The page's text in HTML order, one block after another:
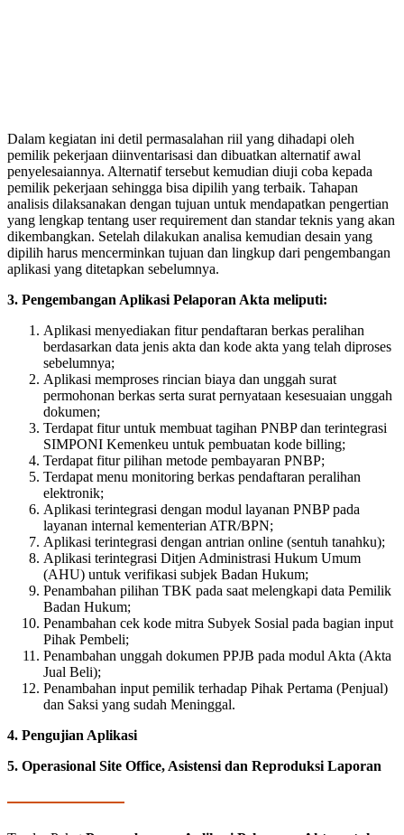
Dalam kegiatan ini detil permasalahan riil yang dihadapi oleh
pemilik pekerjaan diinventarisasi dan dibuatkan alternatif awal
penyelesaiannya. Alternatif tersebut kemudian diuji coba kepada
pemilik pekerjaan sehingga bisa dipilih yang terbaik. Tahapan
analisis dilaksanakan dengan tujuan untuk mendapatkan pengertian
yang lengkap tentang user requirement dan standar teknis yang akan
dikembangkan. Setelah dilakukan analisa kemudian desain yang
dipilih harus mencerminkan tujuan dan lingkup dari pengembangan
aplikasi yang ditetapkan sebelumnya.
3. Pengembangan Aplikasi Pelaporan Akta meliputi:
Aplikasi menyediakan fitur pendaftaran berkas peralihan
berdasarkan data jenis akta dan kode akta yang telah diproses
sebelumnya;
Aplikasi memproses rincian biaya dan unggah surat
permohonan berkas serta surat pernyataan kesesuaian unggah
dokumen;
Terdapat fitur untuk membuat tagihan PNBP dan terintegrasi
SIMPONI Kemenkeu untuk pembuatan kode billing;
Terdapat fitur pilihan metode pembayaran PNBP;
Terdapat menu monitoring berkas pendaftaran peralihan
elektronik;
Aplikasi terintegrasi dengan modul layanan PNBP pada
layanan internal kementerian ATR/BPN;
Aplikasi terintegrasi dengan antrian online (sentuh tanahku);
Aplikasi terintegrasi Ditjen Administrasi Hukum Umum
(AHU) untuk verifikasi subjek Badan Hukum;
Penambahan pilihan TBK pada saat melengkapi data Pemilik
Badan Hukum;
Penambahan cek kode mitra Subyek Sosial pada bagian input
Pihak Pembeli;
Penambahan unggah dokumen PPJB pada modul Akta (Akta
Jual Beli);
Penambahan input pemilik terhadap Pihak Pertama (Penjual)
dan Saksi yang sudah Meninggal.
4. Pengujian Aplikasi
5. Operasional Site Office, Asistensi dan Reproduksi Laporan